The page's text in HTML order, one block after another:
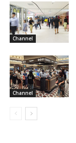
Channel
Channel